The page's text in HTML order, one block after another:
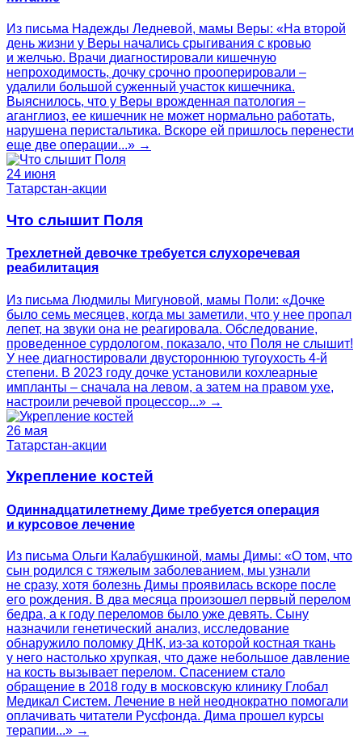
Из письма Надежды Ледневой, мамы Веры: «На второй
день жизни у Веры начались срыгивания с кровью
и желчью. Врачи диагностировали кишечную
непроходимость, дочку срочно прооперировали –
удалили большой суженный участок кишечника.
Выяснилось, что у Веры врожденная патология –
аганглиоз, ее кишечник не может нормально работать,
нарушена перистальтика. Вскоре ей пришлось перенести
еще две операции...» →
24 июня
Татарстан-акции
Что слышит Поля
Трехлетней девочке требуется слухоречевая
реабилитация
Из письма Людмилы Мигуновой, мамы Поли: «Дочке
было семь месяцев, когда мы заметили, что у нее пропал
лепет, на звуки она не реагировала. Обследование,
проведенное сурдологом, показало, что Поля не слышит!
У нее диагностировали двустороннюю тугоухость 4-й
степени. В 2023 году дочке установили кохлеарные
импланты – сначала на левом, а затем на правом ухе,
настроили речевой процессор...» →
26 мая
Татарстан-акции
Укрепление костей
Одиннадцатилетнему Диме требуется операция
и курсовое лечение
Из письма Ольги Калабушкиной, мамы Димы: «О том, что
сын родился с тяжелым заболеванием, мы узнали
не сразу, хотя болезнь Димы проявилась вскоре после
его рождения. В два месяца произошел первый перелом
бедра, а к году переломов было уже девять. Сыну
назначили генетический анализ, исследование
обнаружило поломку ДНК, из-за которой костная ткань
у него настолько хрупкая, что даже небольшое давление
на кость вызывает перелом. Спасением стало
обращение в 2018 году в московскую клинику Глобал
Медикал Систем. Лечение в ней неоднократно помогали
оплачивать читатели Русфонда. Дима прошел курсы
терапии...» →